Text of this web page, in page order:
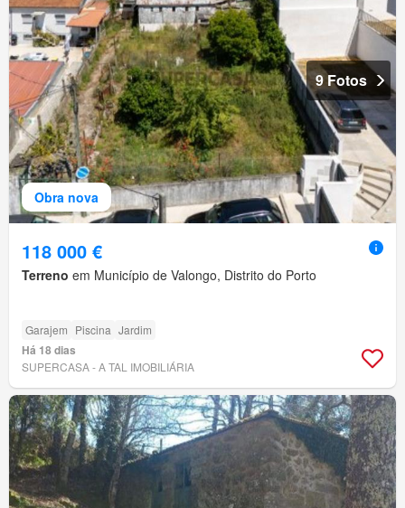
Obra nova
9 Fotos
118 000 €
Terreno em Município de Valongo, Distrito do Porto
Garajem Piscina Jardim
Há 18 dias
SUPERCASA - A TAL IMOBILIÁRIA